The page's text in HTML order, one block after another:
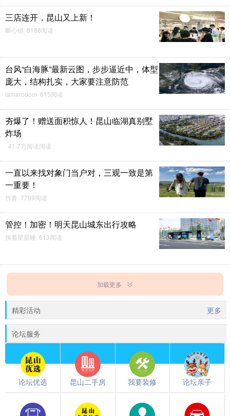
三店连开，昆山又上新！
断心锁 8188阅读
台风“白海豚”最新云图，步步逼近中，体型
庞大，结构扎实，大家要注意防范
lamarodom 615阅读
夯爆了！赠送面积惊人！昆山临湖真别墅
炸场
41.7万阅读阅读
一直以来找对象门当户对，三观一致是第
一重要！
竹青 7799阅读
管控！加密！明天昆山城东出行攻略
揣着星星睡 613阅读
加载更多
精彩活动 更多
论坛服务
论坛优选 昆山二手房 我要装修 论坛亲子